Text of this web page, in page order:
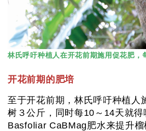
林氏呼吁种植人在开花前期施用促花肥，
开花前期的肥培
至于开花前期，林氏呼吁种植人
树３公斤，同时每10～14天就得
Basfoliar CaBMag肥水来提升榴